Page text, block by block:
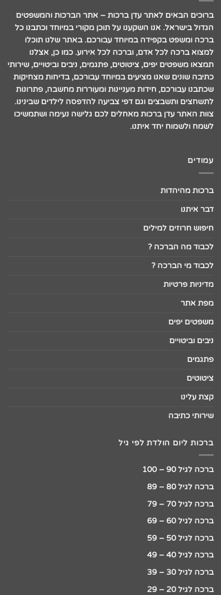
ברוכים הבאים לאתר עדן ברכות – אתר הברכות והמשפטים
הגדול בישראל. אנו השקענו על תוכן מקורי במיוחד וכתבנו כל
ברכה ומשפט בקפידה במיוחד עבורכם. באתר שלנו תוכלו
למצוא ברכה לכל אדם, וברכה לכל אירוע. כמו כן, אצלנו
תמצאו משפטים יפים, ציטוטים, פתגמים, ניבים וביטויים, שירותי
כתיבה שונים שאנו מציעים במיוחד עבורכם, בדיחות מצחיקות
שכתבנו עבורכם, חידות מעניינות ומעוררות מחשבה, פתרונות
לתשחצים ותשבצים וגם דפי צביעה להדפסה לילדים שבינינו.
צוות האתר עדן ברכות מאחלים לכם גלישה נעימה ושתמשיכו
לשמח ולשמוח יחד איתנו.
עמודים
ברכות מהיהדות
דבר איתנו
חיפוש חרוזים למילים
לכבוד מה הברכה ?
לכבוד מי הברכה ?
מדיניות פרטיות
מפת אתר
משפטים יפים
ניבים וביטויים
פתגמים
ציטוטים
קצת עלינו
שירותי כתיבה
ברכות ליום הולדת לפי גיל
ברכה לגיל 90 – 100
ברכה לגיל 80 – 89
ברכה לגיל 70 – 79
ברכה לגיל 60 – 69
ברכה לגיל 50 – 59
ברכה לגיל 40 – 49
ברכה לגיל 30 – 39
ברכה לגיל 20 – 29